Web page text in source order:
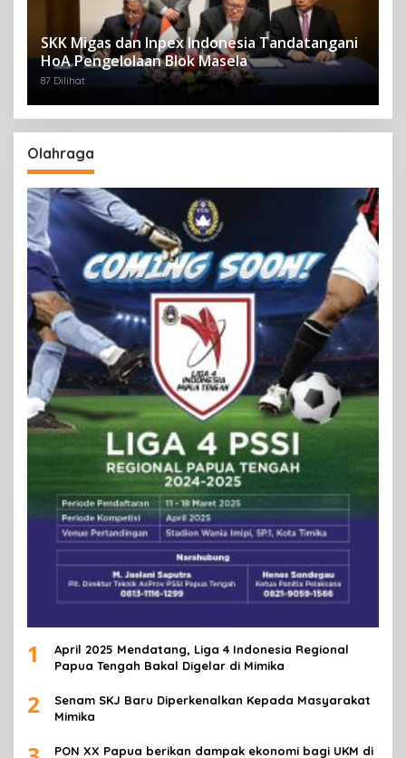
SKK Migas dan Inpex Indonesia Tandatangani
HoA Pengelolaan Blok Masela
87 Dilihat
Olahraga
1
April 2025 Mendatang, Liga 4 Indonesia Regional
Papua Tengah Bakal Digelar di Mimika
2
Senam SKJ Baru Diperkenalkan Kepada Masyarakat
Mimika
PON XX Papua berikan dampak ekonomi bagi UKM di